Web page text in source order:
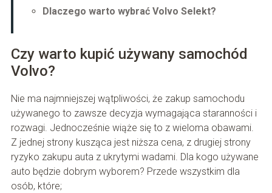
Dlaczego warto wybrać Volvo Selekt?
Czy warto kupić używany samochód
Volvo?
Nie ma najmniejszej wątpliwości, że zakup samochodu
używanego to zawsze decyzja wymagająca staranności i
rozwagi. Jednocześnie wiąże się to z wieloma obawami.
Z jednej strony kusząca jest niższa cena, z drugiej strony
ryzyko zakupu auta z ukrytymi wadami. Dla kogo używane
auto będzie dobrym wyborem? Przede wszystkim dla
osób, które;